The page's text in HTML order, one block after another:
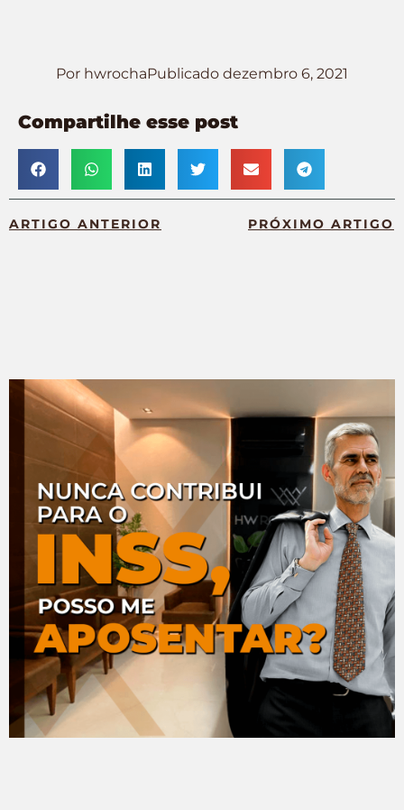
Por hwrochaPublicado dezembro 6, 2021
Compartilhe esse post
ARTIGO ANTERIOR PRÓXIMO ARTIGO